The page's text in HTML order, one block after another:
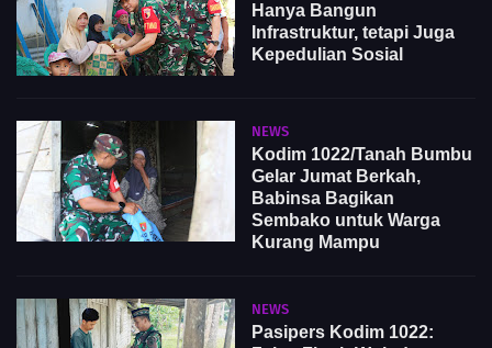
Hanya Bangun
Infrastruktur, tetapi Juga
Kepedulian Sosial
NEWS
Kodim 1022/Tanah Bumbu
Gelar Jumat Berkah,
Babinsa Bagikan
Sembako untuk Warga
Kurang Mampu
NEWS
Pasipers Kodim 1022: